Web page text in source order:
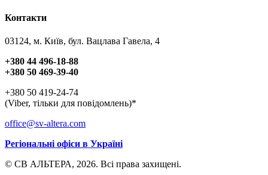
Контакти
03124, м. Київ, бул. Вацлава Гавела, 4
+380 44 496-18-88
+380 50 469-39-40
+380 50 419-24-74
(Viber, тільки для повідомлень)*
office@sv-altera.com
Регіональні офіси в Україні
© СВ АЛЬТЕРА, 2026. Всі права захищені.